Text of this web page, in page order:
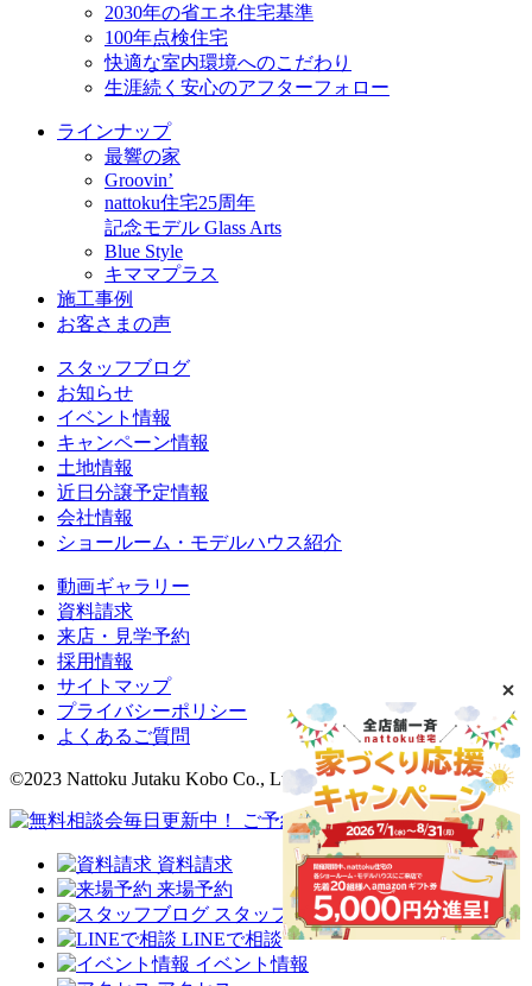
2030年の省エネ住宅基準
100年点検住宅
快適な室内環境へのこだわり
生涯続く安心のアフターフォロー
ラインナップ
最響の家
Groovin’
nattoku住宅25周年
記念モデル Glass Arts
Blue Style
キママプラス
施工事例
お客さまの声
スタッフブログ
お知らせ
イベント情報
キャンペーン情報
土地情報
近日分譲予定情報
会社情報
ショールーム・モデルハウス紹介
動画ギャラリー
資料請求
来店・見学予約
採用情報
サイトマップ
プライバシーポリシー
よくあるご質問
©2023 Nattoku Jutaku Kobo Co., Ltd.
資料請求
来場予約
スタッフブログ
LINEで相談
イベント情報